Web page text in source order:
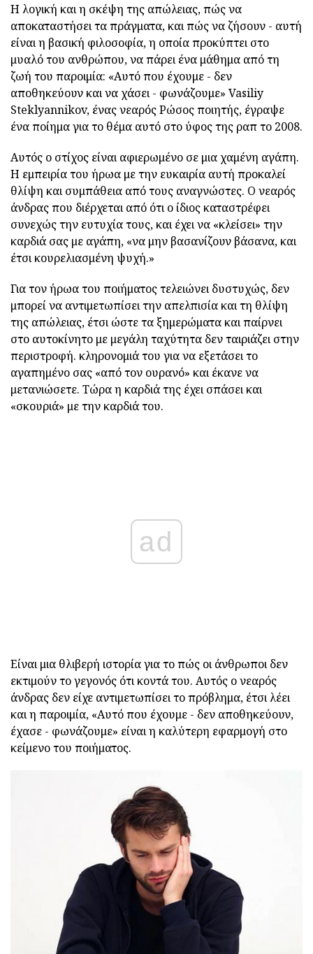
Η λογική και η σκέψη της απώλειας, πώς να
αποκαταστήσει τα πράγματα, και πώς να ζήσουν - αυτή
είναι η βασική φιλοσοφία, η οποία προκύπτει στο
μυαλό του ανθρώπου, να πάρει ένα μάθημα από τη
ζωή του παροιμία: «Αυτό που έχουμε - δεν
αποθηκεύουν και να χάσει - φωνάζουμε» Vasiliy
Steklyannikov, ένας νεαρός Ρώσος ποιητής, έγραψε
ένα ποίημα για το θέμα αυτό στο ύφος της ραπ το 2008.
Αυτός ο στίχος είναι αφιερωμένο σε μια χαμένη αγάπη.
Η εμπειρία του ήρωα με την ευκαιρία αυτή προκαλεί
θλίψη και συμπάθεια από τους αναγνώστες. Ο νεαρός
άνδρας που διέρχεται από ότι ο ίδιος καταστρέφει
συνεχώς την ευτυχία τους, και έχει να «κλείσει» την
καρδιά σας με αγάπη, «να μην βασανίζουν βάσανα, και
έτσι κουρελιασμένη ψυχή.»
Για τον ήρωα του ποιήματος τελειώνει δυστυχώς, δεν
μπορεί να αντιμετωπίσει την απελπισία και τη θλίψη
της απώλειας, έτσι ώστε τα ξημερώματα και παίρνει
στο αυτοκίνητο με μεγάλη ταχύτητα δεν ταιριάζει στην
περιστροφή. κληρονομιά του για να εξετάσει το
αγαπημένο σας «από τον ουρανό» και έκανε να
μετανιώσετε. Τώρα η καρδιά της έχει σπάσει και
«σκουριά» με την καρδιά του.
ad
Είναι μια θλιβερή ιστορία για το πώς οι άνθρωποι δεν
εκτιμούν το γεγονός ότι κοντά του. Αυτός ο νεαρός
άνδρας δεν είχε αντιμετωπίσει το πρόβλημα, έτσι λέει
και η παροιμία, «Αυτό που έχουμε - δεν αποθηκεύουν,
έχασε - φωνάζουμε» είναι η καλύτερη εφαρμογή στο
κείμενο του ποιήματος.